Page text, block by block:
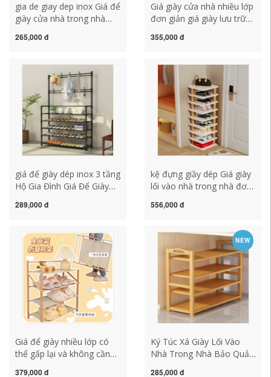
gia de giay dep inox Giá để
giày cửa nhà trong nhà
giản nhỏ hẹp giá để giày
tiết kiệm không gian kệ để
giày dép gia de giay dep
bang go
265,000 đ
Giá giày cửa nhà nhiều lớp
đơn giản giá giày lưu trữ
kiệm không gian nhà cho
giầy thông minh kệ để giày
inox
355,000 đ
giá để giày dép inox 3 tầng
Hộ Gia Đình Giá Để Giày
Treo Quần Áo Cửa Đơn
Tầng Tủ Giày 2023 Hot
Style Mới giá để giầy dép
bằng gỗ kệ giày gỗ 5 tầng
289,000 đ
kệ đựng giầy dép Giá giày
lối vào nhà trong nhà đơn
thẳng đứng nhiều lớp lưu
tạo tác tủ giày ký túc xá kệ
giày thông minh kệ trưng
bày giay dep
556,000 đ
Giá để giày nhiều lớp có
thể gấp lại và không cần
379,000 đ
NEW
Ký Túc Xá Giày Lối Vào
Nhà Trong Nhà Bảo Quản
285,000 đ